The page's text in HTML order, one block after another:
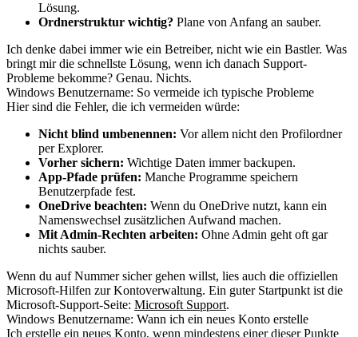
Lösung.
Ordnerstruktur wichtig? Plane von Anfang an sauber.
Ich denke dabei immer wie ein Betreiber, nicht wie ein Bastler. Was
bringt mir die schnellste Lösung, wenn ich danach Support-
Probleme bekomme? Genau. Nichts.
Windows Benutzername: So vermeide ich typische Probleme
Hier sind die Fehler, die ich vermeiden würde:
Nicht blind umbenennen: Vor allem nicht den Profilordner
per Explorer.
Vorher sichern: Wichtige Daten immer backupen.
App-Pfade prüfen: Manche Programme speichern
Benutzerpfade fest.
OneDrive beachten: Wenn du OneDrive nutzt, kann ein
Namenswechsel zusätzlichen Aufwand machen.
Mit Admin-Rechten arbeiten: Ohne Admin geht oft gar
nichts sauber.
Wenn du auf Nummer sicher gehen willst, lies auch die offiziellen
Microsoft-Hilfen zur Kontoverwaltung. Ein guter Startpunkt ist die
Microsoft-Support-Seite: Microsoft Support.
Windows Benutzername: Wann ich ein neues Konto erstelle
Ich erstelle ein neues Konto, wenn mindestens einer dieser Punkte